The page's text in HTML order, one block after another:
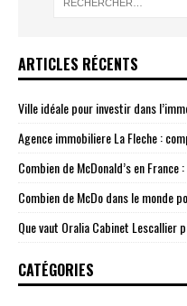
ARTICLES RÉCENTS
Ville idéale pour investir dans
Agence immobiliere La Fleche :
Combien de McDonald’s en
Combien de McDo dans le monde
Que vaut Oralia Cabinet Lescallier
CATÉGORIES